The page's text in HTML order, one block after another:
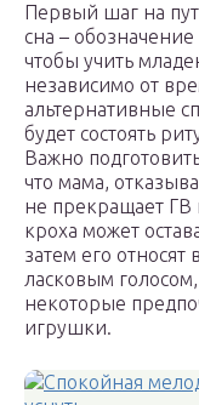
Первый шаг на
сна –
чтобы учить
независимо от
альтернативные
будет состоять
Важно
что мама,
не прекращает ГВ
кроха может
затем его относят
ласковым
некоторые
игрушки.